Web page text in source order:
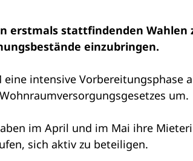
erstmals stattfindenden Wahlen
einzubringen.
eine intensive Vorbereitungsphase
um.
im April und im Mai ihre
sich aktiv zu beteiligen.